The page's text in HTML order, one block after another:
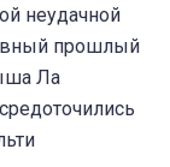
неудачной
прошлый
Ла